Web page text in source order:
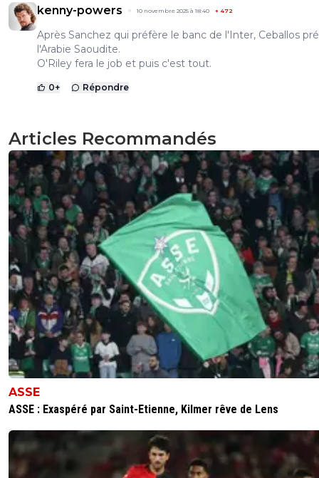
kenny-powers 10 novembre 2025 à 18:40 + 472
Après Sanchez qui préfère le banc de l'Inter, Ceballos
l'Arabie Saoudite.
O'Riley fera le job et puis c'est tout.
0+ Répondre
Articles Recommandés
ASSE
ASSE : Exaspéré par Saint-Etienne, Kilmer rêve de Lens